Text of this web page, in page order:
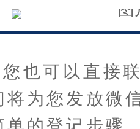
也可以直接
将为您发放微